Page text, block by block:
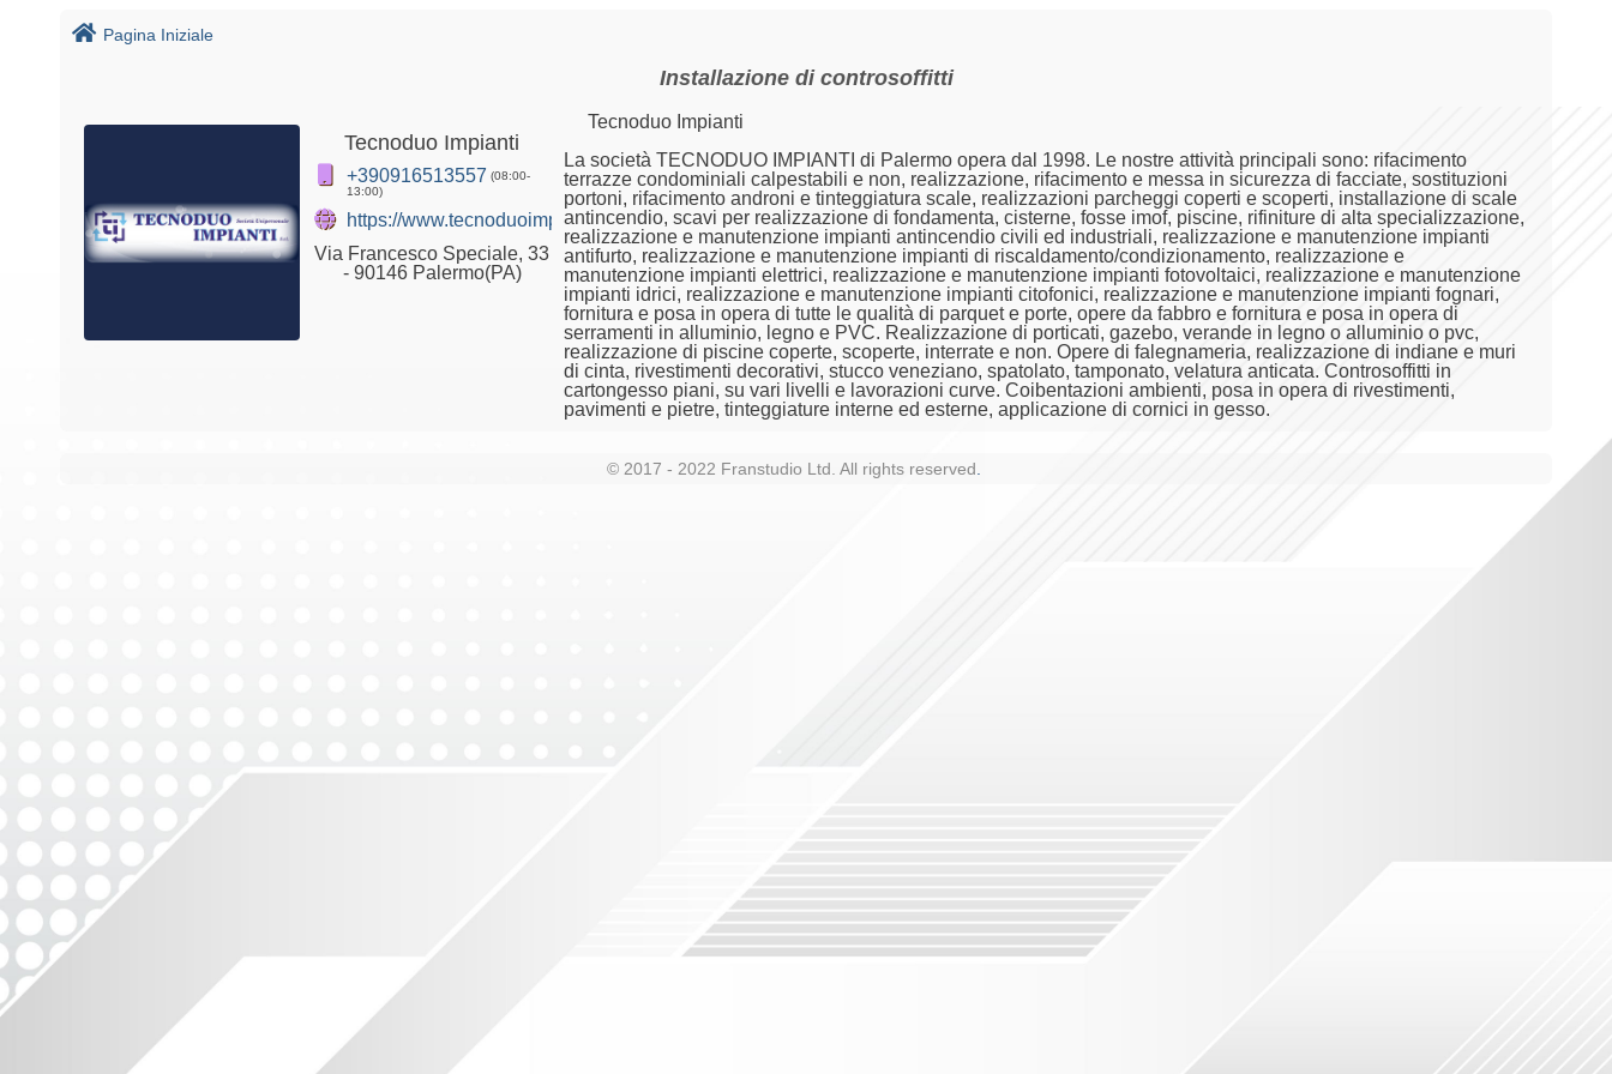
Pagina Iniziale
Installazione di controsoffitti
Tecnoduo Impianti
+390916513557 (08:00-
13:00)
https://www.tecnoduoimpianti.com
Via Francesco Speciale, 33
- 90146 Palermo(PA)
Tecnoduo Impianti
La società TECNODUO IMPIANTI di Palermo opera dal 1998. Le nostre attività principali sono: rifacimento
terrazze condominiali calpestabili e non, realizzazione, rifacimento e messa in sicurezza di facciate, sostituzioni
portoni, rifacimento androni e tinteggiatura scale, realizzazioni parcheggi coperti e scoperti, installazione di scale
antincendio, scavi per realizzazione di fondamenta, cisterne, fosse imof, piscine, rifiniture di alta specializzazione,
realizzazione e manutenzione impianti antincendio civili ed industriali, realizzazione e manutenzione impianti
antifurto, realizzazione e manutenzione impianti di riscaldamento/condizionamento, realizzazione e
manutenzione impianti elettrici, realizzazione e manutenzione impianti fotovoltaici, realizzazione e manutenzione
impianti idrici, realizzazione e manutenzione impianti citofonici, realizzazione e manutenzione impianti fognari,
fornitura e posa in opera di tutte le qualità di parquet e porte, opere da fabbro e fornitura e posa in opera di
serramenti in alluminio, legno e PVC. Realizzazione di porticati, gazebo, verande in legno o alluminio o pvc,
realizzazione di piscine coperte, scoperte, interrate e non. Opere di falegnameria, realizzazione di indiane e muri
di cinta, rivestimenti decorativi, stucco veneziano, spatolato, tamponato, velatura anticata. Controsoffitti in
cartongesso piani, su vari livelli e lavorazioni curve. Coibentazioni ambienti, posa in opera di rivestimenti,
pavimenti e pietre, tinteggiature interne ed esterne, applicazione di cornici in gesso.
© 2017 - 2022 Franstudio Ltd. All rights reserved